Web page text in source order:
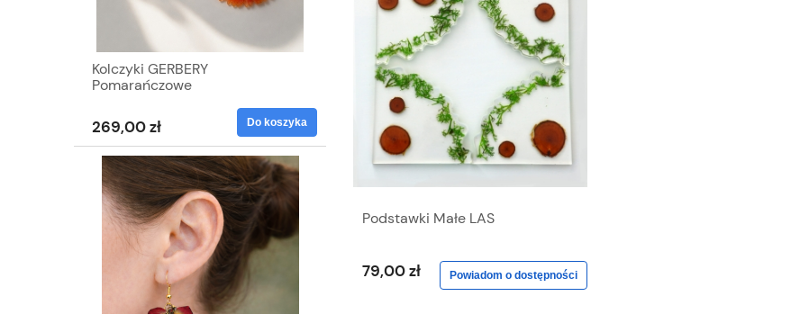
Kolczyki GERBERY
Pomarańczowe
269,00 zł Do koszyka
Podstawki Małe LAS
79,00 zł Powiadom o dostępności